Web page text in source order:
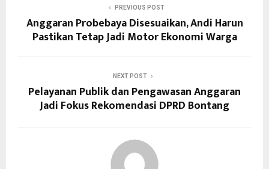
PREVIOUS POST
Anggaran Probebaya Disesuaikan, Andi Harun
Pastikan Tetap Jadi Motor Ekonomi Warga
NEXT POST
Pelayanan Publik dan Pengawasan Anggaran
Jadi Fokus Rekomendasi DPRD Bontang